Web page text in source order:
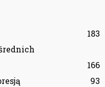
183
166
93